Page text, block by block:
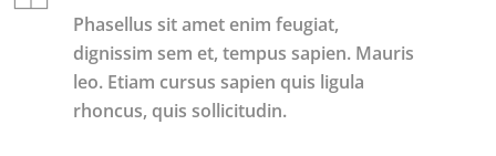
Phasellus sit amet enim feugiat,
dignissim sem et, tempus sapien. Mauris
leo. Etiam cursus sapien quis ligula
rhoncus, quis sollicitudin.